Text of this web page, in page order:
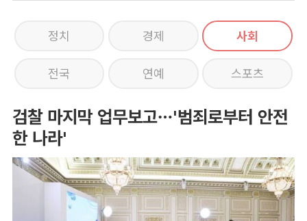
정치 경제 사회
전국 연예 스포츠
검찰 마지막 업무보고…'범죄로부터 안전
한 나라'